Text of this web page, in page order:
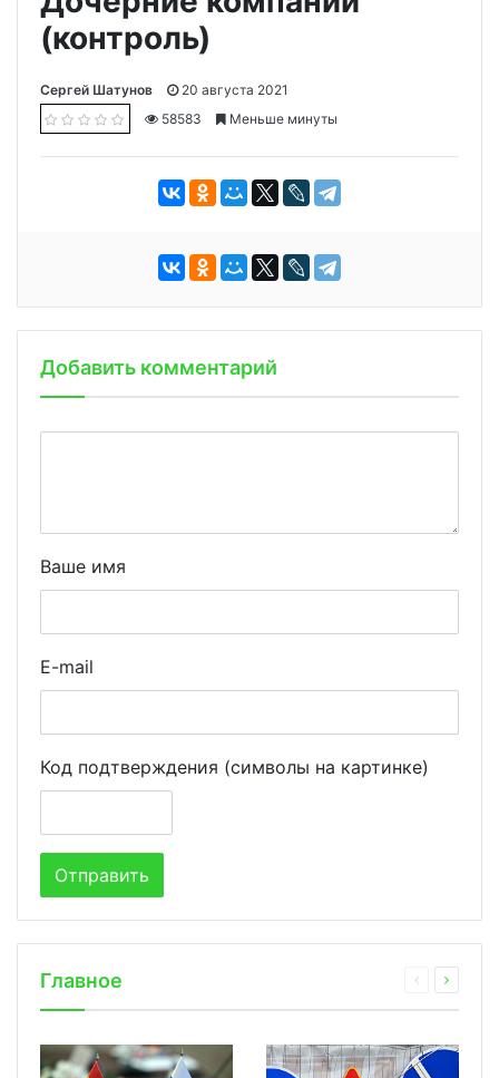
(контроль)
Сергей Шатунов
20 августа 2021
58583
Меньше минуты
Добавить комментарий
Ваше имя
E-mail
Код подтверждения (символы на картинке)
Главное